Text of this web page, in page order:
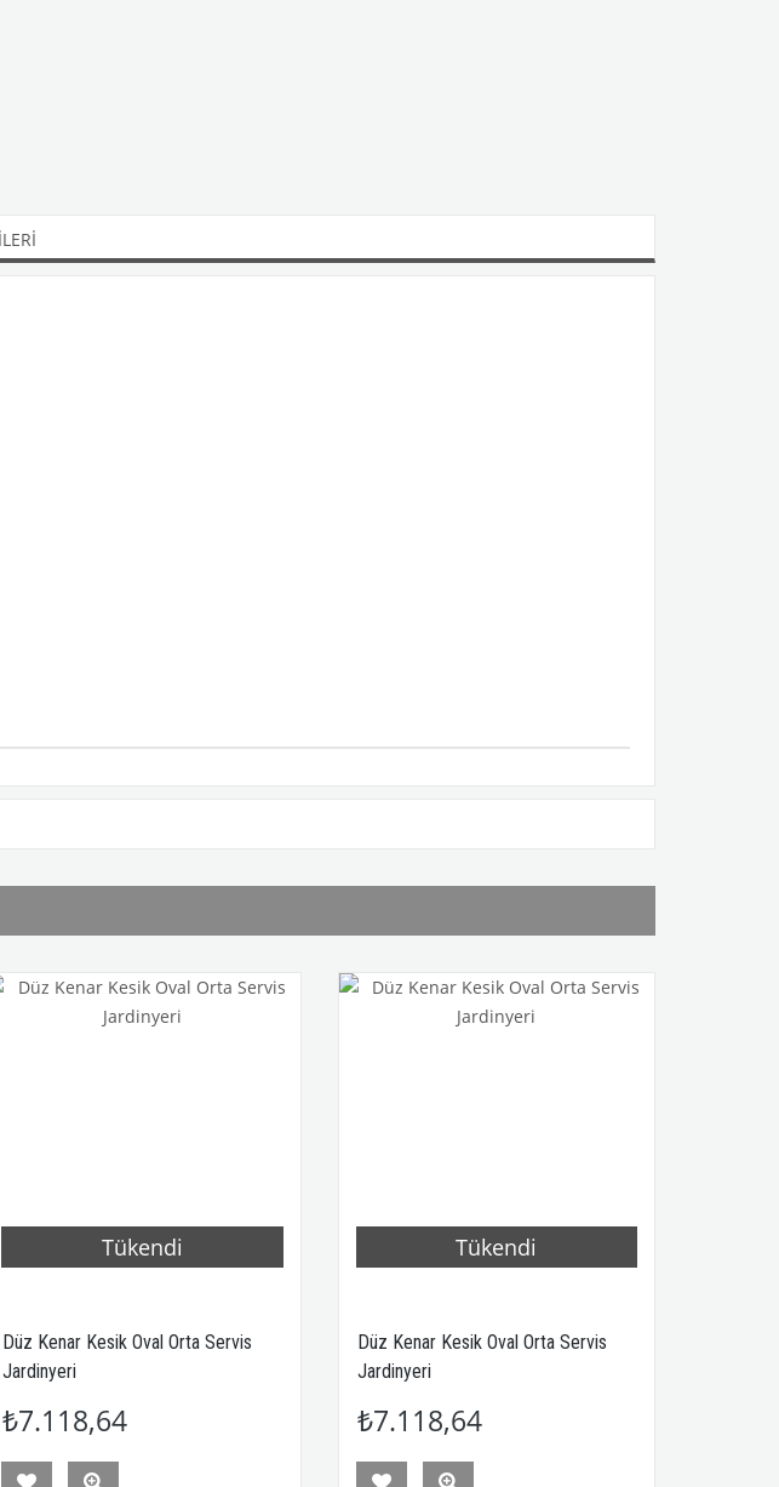
Tükendi
Düz Kenar Kesik Oval Orta Servis
Jardinyeri
₺7.118,64
Tükendi
Düz Kenar Kesik Oval Orta Servis
Jardinyeri
₺7.118,64